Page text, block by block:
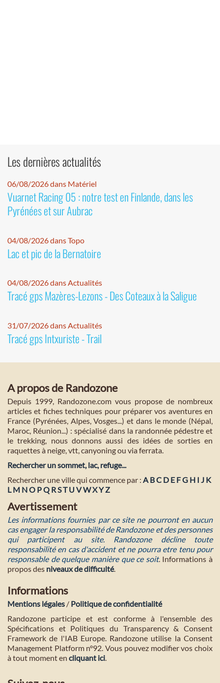
Les dernières actualités
06/08/2026 dans Matériel
Vuarnet Racing 05 : notre test en Finlande, dans les
Pyrénées et sur Aubrac
04/08/2026 dans Topo
Lac et pic de la Bernatoire
04/08/2026 dans Actualités
Tracé gps Mazères-Lezons - Des Coteaux à la Saligue
31/07/2026 dans Actualités
Tracé gps Intxuriste - Trail
A propos de Randozone
Depuis 1999, Randozone.com vous propose de nombreux
articles et fiches techniques pour préparer vos aventures en
France (Pyrénées, Alpes, Vosges...) et dans le monde (Népal,
Maroc, Réunion...) : spécialisé dans la randonnée pédestre et
le trekking, nous donnons aussi des idées de sorties en
raquettes à neige, vtt, canyoning ou via ferrata.
Rechercher un sommet, lac, refuge...
Rechercher une ville qui commence par : A BC D E FG H I J K
L M NO PQ RST U VWXYZ
Avertissement
Les informations fournies par ce site ne pourront en aucun
cas engager la responsabilité de Randozone et des personnes
qui participent au site. Randozone décline toute
responsabilité en cas d'accident et ne pourra etre tenu pour
responsable de quelque manière que ce soit. Informations à
propos des niveaux de difficulté.
Informations
Mentions légales / Politique de confidentialité
Randozone participe et est conforme à l'ensemble des
Spécifications et Politiques du Transparency & Consent
Framework de l'IAB Europe. Randozone utilise la Consent
Management Platform n°92. Vous pouvez modifier vos choix
à tout moment en cliquant ici.